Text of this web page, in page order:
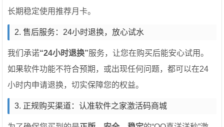
长期稳定使用推荐月卡。
2. 售后服务：24小时退换，放心试水
我们承诺“24小时退换”服务，让您在购买后能安心试用。
如果软件功能不符合预期，或出现任何问题，都可以在24
小时内申请退换，切实保障您的权益。
3. 正规购买渠道：认准软件之家激活码商城